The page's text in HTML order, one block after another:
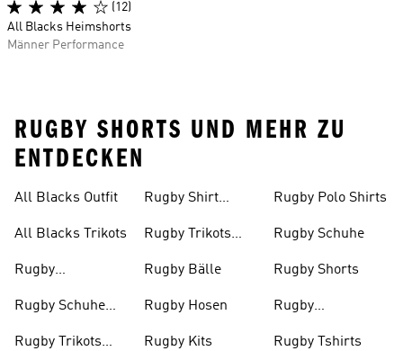
(12)
All Blacks Heimshorts
Männer Performance
RUGBY SHORTS UND MEHR ZU
ENTDECKEN
All Blacks Outfit
All Blacks Trikots
Rugby
Damen
Rugby Schuhe
Rugby Trikots
Rugby Shirt
Rugby Trikots
Rugby Bälle
Rugby Hosen
Rugby Kits
Rugby Polo Shirts
Rugby Schuhe
Rugby Shorts
Rugby
Rugby Tshirts